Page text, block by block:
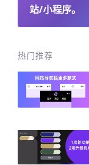
站/小程序。
热门推荐